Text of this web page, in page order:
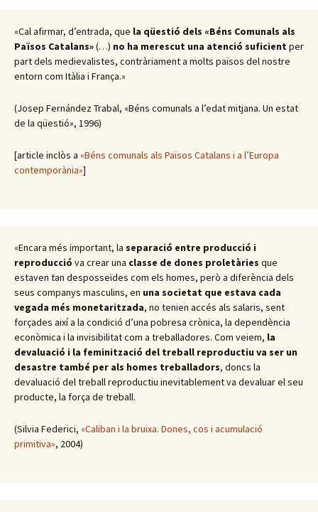
«Cal afirmar, d’entrada, que la qüestió dels «Béns Comunals als
Països Catalans»(…) no ha merescut una atenció suficient per
part dels medievalistes, contràriament a molts països del nostre
entorn com Itàlia i França.»
(Josep Fernández Trabal, «Béns comunals a l’edat mitjana. Un estat
de la qüestió», 1996)
[article inclòs a «Béns comunals als Països Catalans i a l’Europa
contemporània»]
«Encara més important, la separació entre producció i
reproducció va crear una classe de dones proletàries que
estaven tan desposseïdes com els homes, però a diferència dels
seus companys masculins, en una societat que estava cada
vegada més monetaritzada, no tenien accés als salaris, sent
forçades així a la condició d’una pobresa crònica, la dependència
econòmica i la invisibilitat com a treballadores. Com veiem, la
devaluació i la feminització del treball reproductiu va ser un
desastre també per als homes treballadors, doncs la
devaluació del treball reproductiu inevitablement va devaluar el seu
producte, la força de treball.
(Silvia Federici, «Caliban i la bruixa. Dones, cos i acumulació
primitiva», 2004)